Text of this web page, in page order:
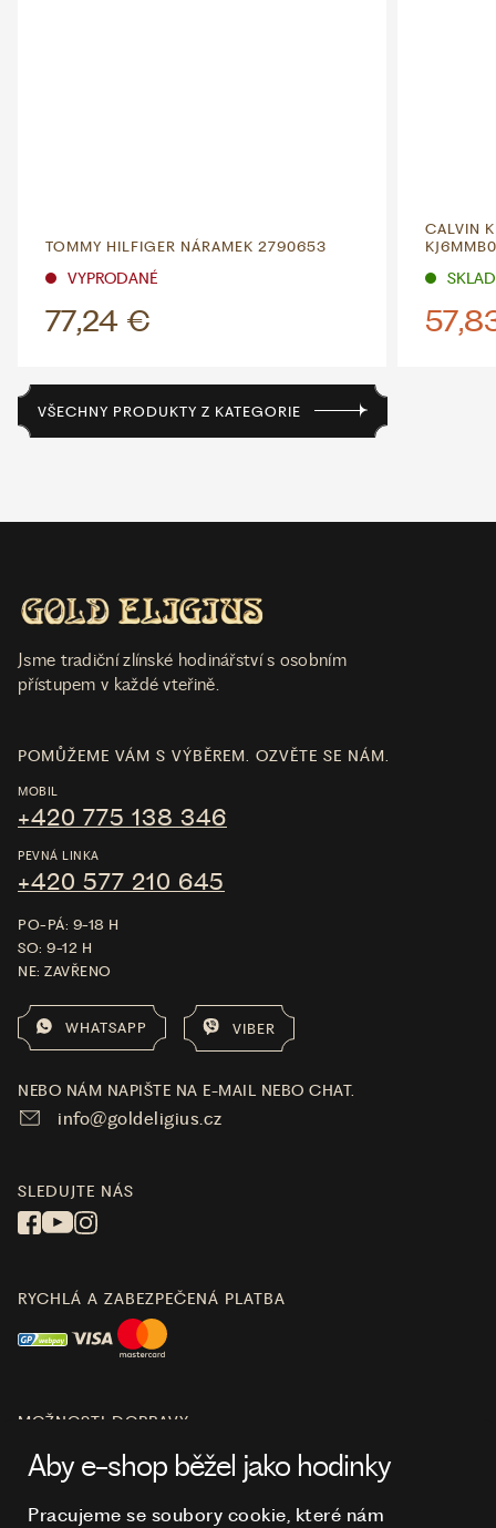
TOMMY HILFIGER NÁRAMEK 2790653
VYPRODANÉ
77,24 €
CALVIN
VŠECHNY PRODUKTY Z KATEGORIE
Jsme tradiční zlínské hodinářství s osobním
přístupem v každé vteřině.
POMŮŽEME VÁM S VÝBĚREM. OZVĚTE SE NÁM.
MOBIL
+420 775 138 346
PEVNÁ LINKA
+420 577 210 645
PO-PÁ: 9-18 H
SO: 9-12 H
NE: ZAVŘENO
WHATSAPP VIBER
NEBO NÁM NAPIŠTE NA E-MAIL NEBO CHAT.
info@goldeligius.cz
SLEDUJTE NÁS
RYCHLÁ A ZABEZPEČENÁ PLATBA
MOŽNOSTI DOPRAVY
Aby e-shop běžel jako hodinky
Pracujeme se soubory cookie, které nám